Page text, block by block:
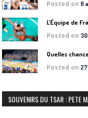
Posted on 6
L’Équipe de
Posted on
Quelles
Posted on
SOUVENIRS DU TSAR : PETE